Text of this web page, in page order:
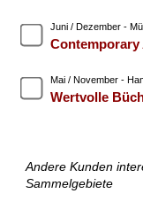
Juni / Dezember -
Contemporary
Mai / November -
Wertvolle
Andere Kunden
Sammelgebiete